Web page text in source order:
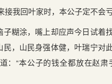
接我回叶家时，本公子定不会
糊涂，嘴上却应声今日试着
，山民身强体健，叶瑞宁对
：“本公子的钱全都放在赵